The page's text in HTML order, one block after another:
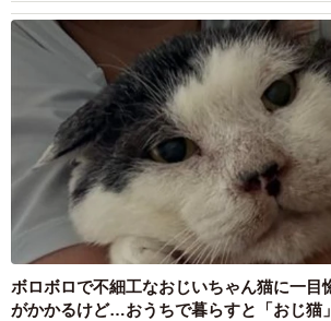
ボロボロで不細工なおじいちゃん猫に一
がかかるけど…おうちで暮らすと「おじ猫